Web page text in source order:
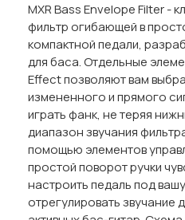
MXR Bass Envelope Filter -
фильтр огибающей в
компактной педали,
для баса. Отдельные
Effect позволяют вам
измененного и прямого
играть фанк, не теряя
диапазон звучания
помощью элементов
простой поворот ручки
настроить педаль под
отрегулировать звучание